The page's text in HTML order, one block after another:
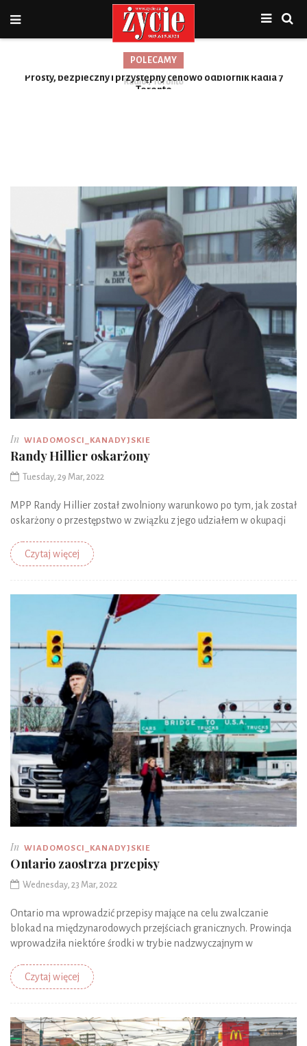
POLECAMY
Prosty, bezpieczny i przystępny cenowo odbiornik Radia 7
In WIADOMOSCI_KANADYJSKIE
Randy Hillier oskarżony
Tuesday, 29 Mar, 2022
MPP Randy Hillier został zwolniony warunkowo po tym, jak został
oskarżony o przestępstwo w związku z jego udziałem w okupacji
Czytaj więcej
In WIADOMOSCI_KANADYJSKIE
Ontario zaostrza przepisy
Wednesday, 23 Mar, 2022
Ontario ma wprowadzić przepisy mające na celu zwalczanie
blokad na międzynarodowych przejściach granicznych. Prowincja
wprowadziła niektóre środki w trybie nadzwyczajnym w
Czytaj więcej